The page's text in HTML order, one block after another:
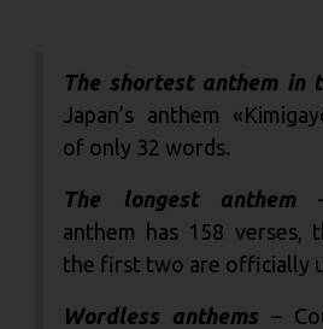
The shortest anthem in
Japan’s anthem
of only 32 words.
The longest anthem
anthem has 158 verses,
the first two are officially
Wordless anthems –